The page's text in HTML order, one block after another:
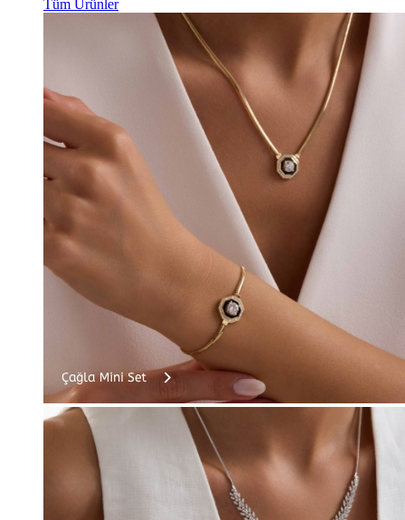
Tüm Ürünler